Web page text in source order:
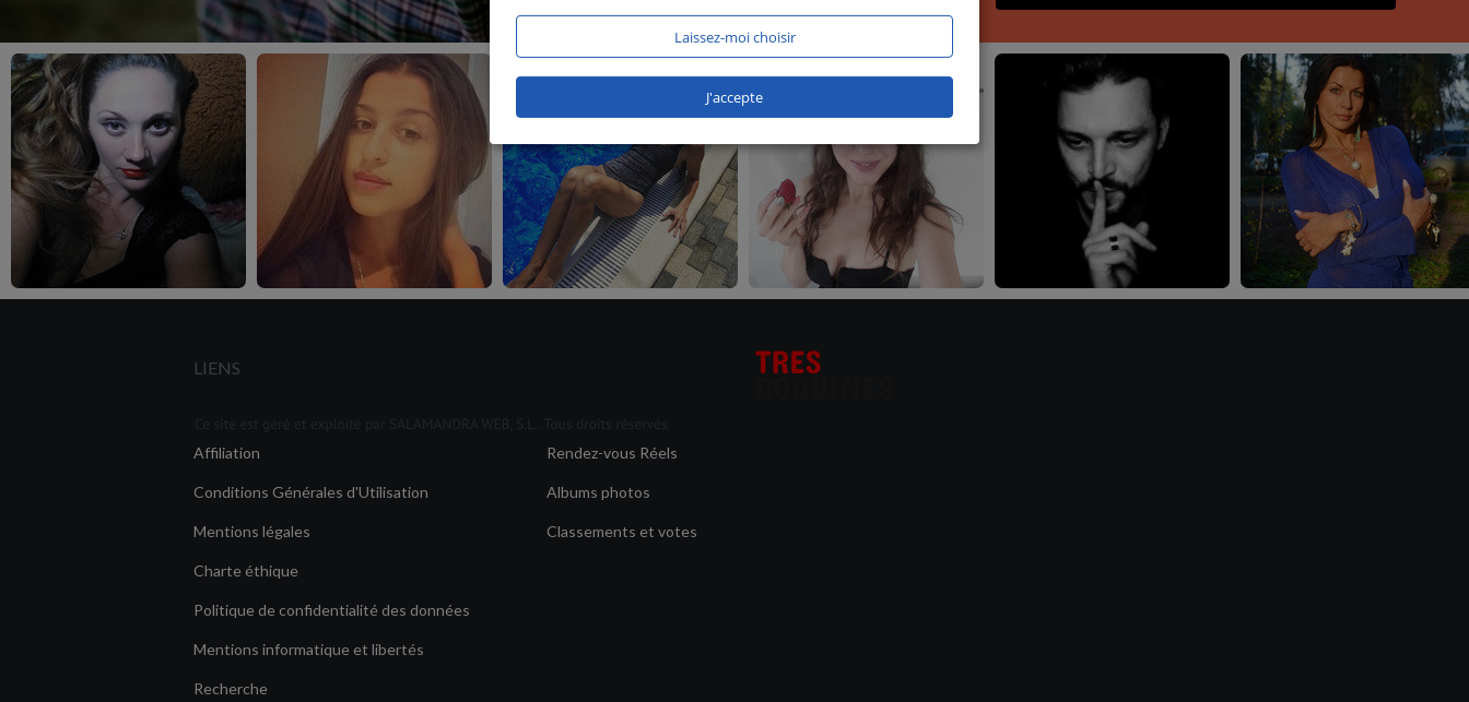
LIENS
Affiliation
Conditions Générales d'Utilisation
Mentions légales
Charte éthique
Politique de confidentialité des données
Mentions informatique et libertés
Recherche
Rendez-vous Réels
Albums photos
Classements et votes
Laissez-moi choisir
J'accepte